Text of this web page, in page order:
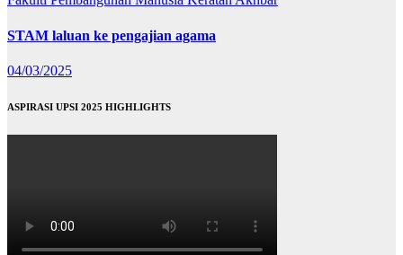
STAM laluan ke pengajian agama
04/03/2025
ASPIRASI UPSI 2025 HIGHLIGHTS